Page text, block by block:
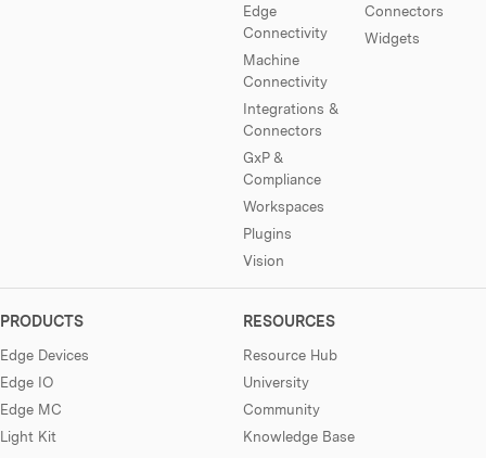
Edge
Connectivity
Machine
Connectivity
Integrations &
Connectors
GxP &
Compliance
Workspaces
Plugins
Vision
Connectors
Widgets
PRODUCTS
Edge Devices
Edge IO
Edge MC
Light Kit
RESOURCES
Resource Hub
University
Community
Knowledge Base